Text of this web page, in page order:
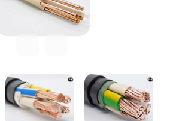
Кабели
изоляцией